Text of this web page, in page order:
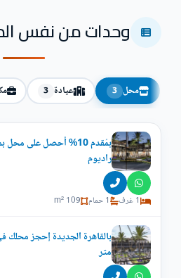
وحدات من نفس
محل 3 عيادة 3
راديوم
1 غرف 1 حمام 109 m²
متر